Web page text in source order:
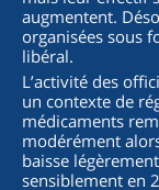
augmentent.
organisées sous
libéral.
L’activité des
un contexte de
médicaments
modérément
baisse
sensiblement en